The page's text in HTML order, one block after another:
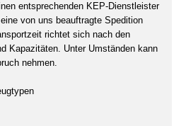
entsprechenden KEP-Dienstleister
von uns beauftragte Spedition
richtet sich nach den
Kapazitäten. Unter Umständen kann
nehmen.